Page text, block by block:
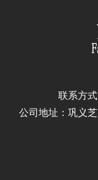
联系方
公司地址：巩义